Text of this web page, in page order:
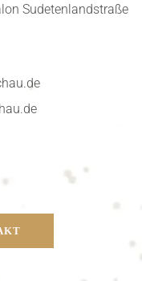
Sudetenlandstraße